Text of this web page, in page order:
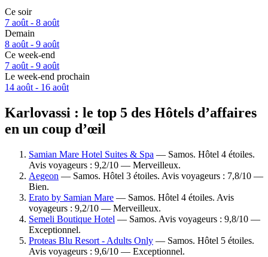
Ce soir
7 août - 8 août
Demain
8 août - 9 août
Ce week-end
7 août - 9 août
Le week-end prochain
14 août - 16 août
Karlovassi : le top 5 des Hôtels d’affaires
en un coup d’œil
Samian Mare Hotel Suites & Spa — Samos. Hôtel 4 étoiles.
Avis voyageurs : 9,2/10 — Merveilleux.
Aegeon — Samos. Hôtel 3 étoiles. Avis voyageurs : 7,8/10 —
Bien.
Erato by Samian Mare — Samos. Hôtel 4 étoiles. Avis
voyageurs : 9,2/10 — Merveilleux.
Semeli Boutique Hotel — Samos. Avis voyageurs : 9,8/10 —
Exceptionnel.
Proteas Blu Resort - Adults Only — Samos. Hôtel 5 étoiles.
Avis voyageurs : 9,6/10 — Exceptionnel.